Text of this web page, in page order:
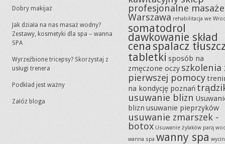
Dobry makijaż
Jak działa na nas masaż wodny?
Zestawy, kosmetyki dla spa – wanna
SPA
Wyrzeźbione tricepsy? Skorzystaj z
usługi trenera
Podkład jest ważny
Załóż bloga
profesjonalne masaże
Warszawa rehabilitacja we
somatodrol
dawkowanie skład
cenaspalacz
tabletki sposób na
zmęczone oczy szkolenia
pierwszej pomocy
na kondycję poznań
usuwanie blizn
blizn usuwanie pieprzyków
usuwanie zmarszek -
botox Usuwanie żylaków parą
wanna spa wanny spa